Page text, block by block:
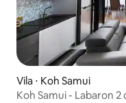
Vila ⋅ Koh Samui
Koh Samui - Labaron